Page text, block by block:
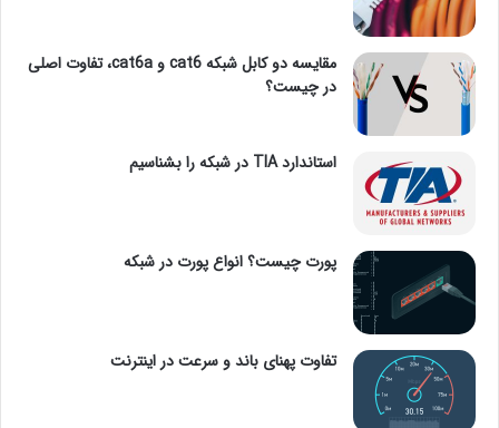
مقایسه دو کابل شبکه cat6 و cat6a، تفاوت اصلی
در چیست؟
استاندارد TIA در شبکه را بشناسیم
پورت چیست؟ انواع پورت در شبکه
تفاوت پهنای باند و سرعت در اینترنت